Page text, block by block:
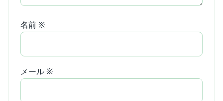
名前 ※
メール ※